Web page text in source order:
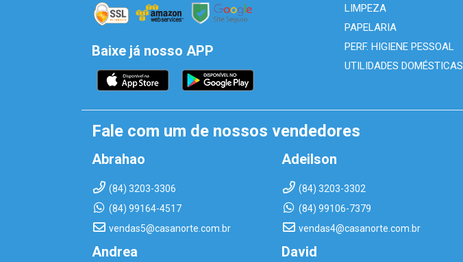
Baixe já nosso APP
LIMPEZA
PAPELARIA
PERF. HIGIENE PESSOAL
UTILIDADES DOMÉSTICAS
Fale com um de nossos vendedores
Abrahao
(84) 3203-3306
(84) 99164-4517
vendas5@casanorte.com.br
Adeilson
(84) 3203-3302
(84) 99106-7379
vendas4@casanorte.com.br
Andrea David